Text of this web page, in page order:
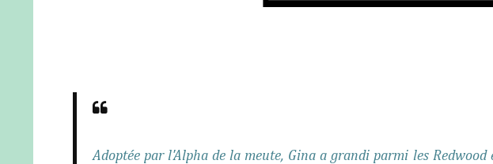
Adoptée par l'Alpha de la meute, Gina a grandi parmi les Redwood